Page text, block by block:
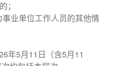
；
业单位工作人员的其他情
年5月11日（含5月11